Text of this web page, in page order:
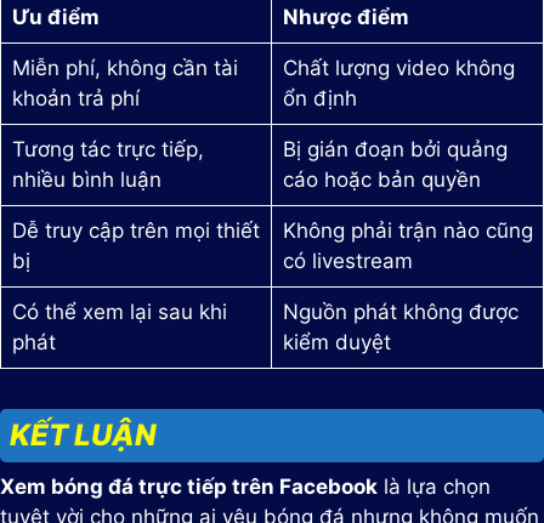
Ưu điểm Nhược điểm
Miễn phí, không cần tài
khoản trả phí
Chất lượng video không
ổn định
Tương tác trực tiếp,
nhiều bình luận
Bị gián đoạn bởi quảng
cáo hoặc bản quyền
Dễ truy cập trên mọi thiết
bị
Không phải trận nào cũng
có livestream
Có thể xem lại sau khi
phát
Nguồn phát không được
kiểm duyệt
KẾT LUẬN
Xem bóng đá trực tiếp trên Facebook là lựa chọn
tuyệt vời cho những ai yêu bóng đá nhưng không muốn